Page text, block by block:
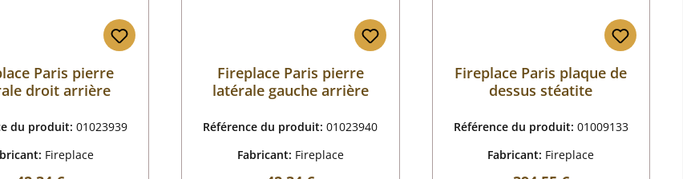
Paris pierre
droit arrière
du produit:01023939
Fireplace
Fireplace Paris pierre
latérale gauche arrière
Référence du produit:01023940
Fabricant: Fireplace
Fireplace Paris plaque de
dessus stéatite
Référence du produit: 01009133
Fabricant: Fireplace